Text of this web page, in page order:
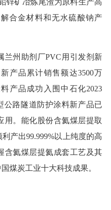
锌矿冶炼尾渣为原料生产高
合金材料和无水硫酸钠产
州助剂厂PVC用引发剂新
产品累计销售额达3500万
产品成功入围中石化2023
公路隧道防护涂料新产品已
用。能化股份含氦煤层提取
产出99.999%以上纯度的高
含氦煤层提氦成套工艺及其
煤炭工业十大科技成果。